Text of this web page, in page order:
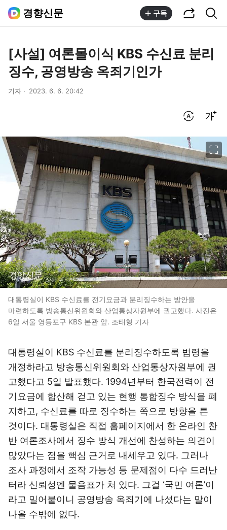
경향신문 구독
[사설] 여론몰이식 KBS 수신료 분리
징수, 공영방송 옥죄기인가
기자 2023. 6. 6. 20:42
대통령실이 KBS 수신료를 전기요금과 분리징수하는 방안을
마련하도록 방송통신위원회와 산업통상자원부에 권고했다. 사진은
6일 서울 영등포구 KBS 본관 앞. 조태형 기자
대통령실이 KBS 수신료를 분리징수하도록 법령을
개정하라고 방송통신위원회와 산업통상자원부에 권
고했다고 5일 발표했다. 1994년부터 한국전력이 전
기요금에 합산해 걷고 있는 현행 통합징수 방식을 폐
지하고, 수신료를 따로 징수하는 쪽으로 방향을 튼
것이다. 대통령실은 직접 홈페이지에서 한 온라인 찬
반 여론조사에서 징수 방식 개선에 찬성하는 의견이
많았다는 점을 핵심 근거로 내세우고 있다. 그러나
조사 과정에서 조작 가능성 등 문제점이 다수 드러난
터라 신뢰성엔 물음표가 쳐 있다. 그걸 ‘국민 여론’이
라고 밀어붙이니 공영방송 옥죄기에 나섰다는 말이
나올 수밖에 없다.